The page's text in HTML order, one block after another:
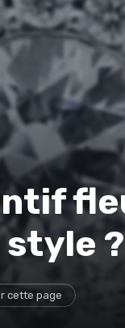
?
cette page